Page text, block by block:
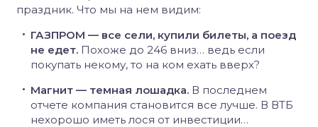
праздник. Что мы на нем видим:
ГАЗПРОМ — все сели, купили билеты, а поезд
не едет. Похоже до 246 вниз… ведь если
покупать некому, то на ком ехать вверх?
Магнит — темная лошадка. В последнем
отчете компания становится все лучше. В ВТБ
нехорошо иметь лося от инвестиции…